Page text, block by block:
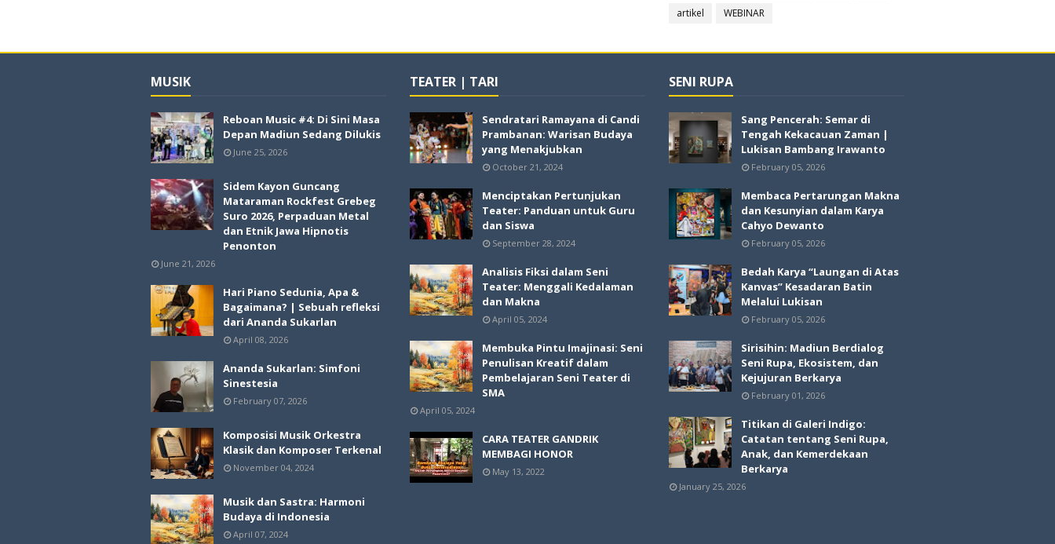
artikel
WEBINAR
MUSIK
Reboan Music #4: Di Sini Masa
Depan Madiun Sedang Dilukis
June 25, 2026
Sidem Kayon Guncang
Mataraman Rockfest Grebeg
Suro 2026, Perpaduan Metal
dan Etnik Jawa Hipnotis
Penonton
June 21, 2026
Hari Piano Sedunia, Apa &
Bagaimana? | Sebuah refleksi
dari Ananda Sukarlan
April 08, 2026
Ananda Sukarlan: Simfoni
Sinestesia
February 07, 2026
Komposisi Musik Orkestra
Klasik dan Komposer Terkenal
November 04, 2024
Musik dan Sastra: Harmoni
Budaya di Indonesia
April 07, 2024
TEATER | TARI
Sendratari Ramayana di Candi
Prambanan: Warisan Budaya
yang Menakjubkan
October 21, 2024
Menciptakan Pertunjukan
Teater: Panduan untuk Guru
dan Siswa
September 28, 2024
Analisis Fiksi dalam Seni
Teater: Menggali Kedalaman
dan Makna
April 05, 2024
Membuka Pintu Imajinasi: Seni
Penulisan Kreatif dalam
Pembelajaran Seni Teater di
SMA
April 05, 2024
CARA TEATER GANDRIK
MEMBAGI HONOR
May 13, 2022
SENI RUPA
Sang Pencerah: Semar di
Tengah Kekacauan Zaman |
Lukisan Bambang Irawanto
February 05, 2026
Membaca Pertarungan Makna
dan Kesunyian dalam Karya
Cahyo Dewanto
February 05, 2026
Bedah Karya “Laungan di Atas
Kanvas” Kesadaran Batin
Melalui Lukisan
February 05, 2026
Sirisihin: Madiun Berdialog
Seni Rupa, Ekosistem, dan
Kejujuran Berkarya
February 01, 2026
Titikan di Galeri Indigo:
Catatan tentang Seni Rupa,
Anak, dan Kemerdekaan
Berkarya
January 25, 2026